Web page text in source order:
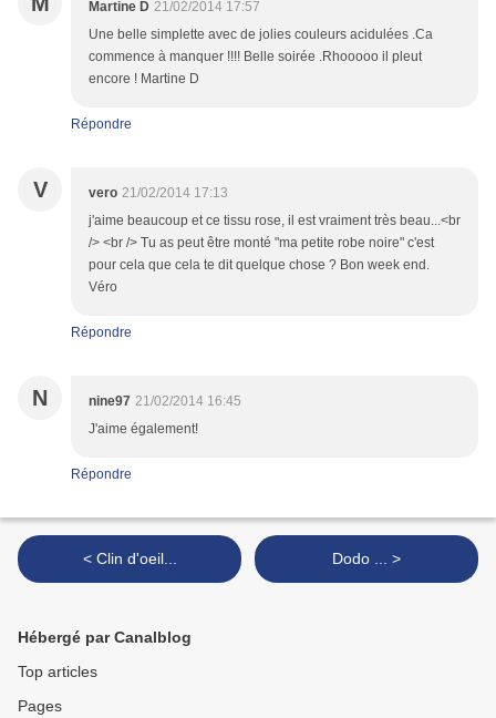
Martine D 21/02/2014 17:57
Une belle simplette avec de jolies couleurs acidulées .Ca
commence à manquer !!!! Belle soirée .Rhooooo il pleut
encore ! Martine D
Répondre
V vero 21/02/2014 17:13
j'aime beaucoup et ce tissu rose, il est vraiment très beau...<br
/> <br /> Tu as peut être monté "ma petite robe noire" c'est
pour cela que cela te dit quelque chose ? Bon week end.
Véro
Répondre
N nine97 21/02/2014 16:45
J'aime également!
Répondre
< Clin d'oeil... Dodo ... >
Hébergé par Canalblog
Top articles
Pages